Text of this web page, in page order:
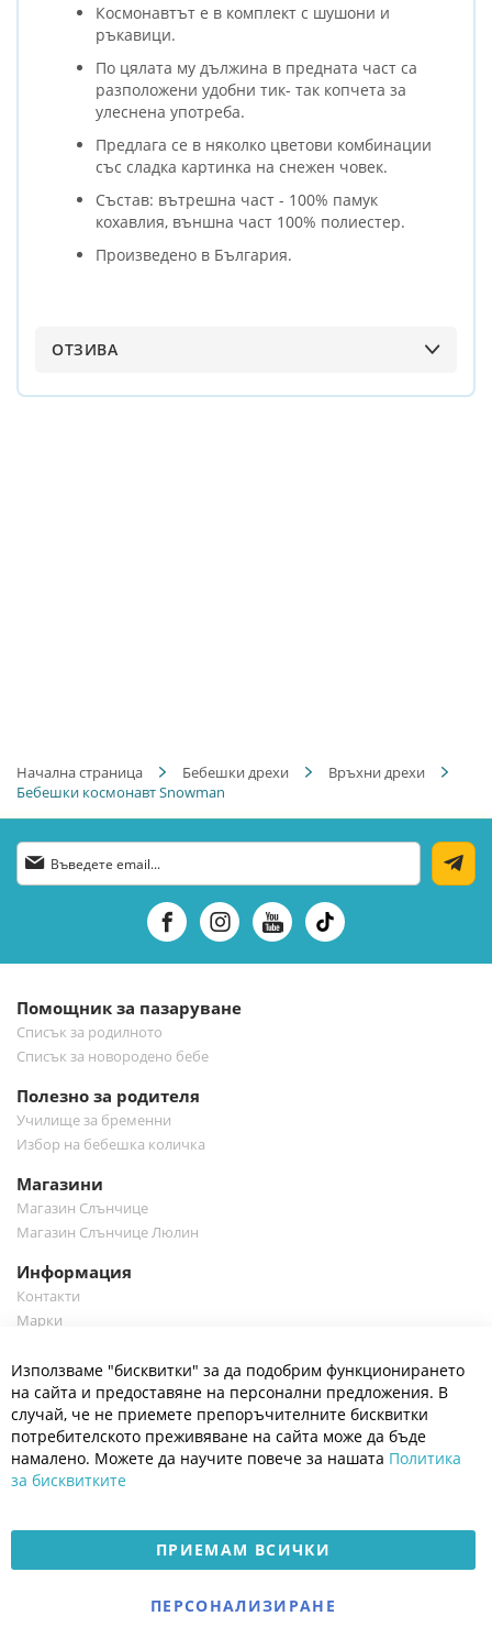
Начална страница Бебешки дрехи
Връхни дрехи
Бебешки космонавт Snowman
Космонавтът е в комплект с шушони и
ръкавици.
По цялата му дължина в предната част са
разположени удобни тик- так копчета за
улеснена употреба.
Предлага се в няколко цветови комбинации
със сладка картинка на снежен човек.
Състав: вътрешна част - 100% памук
кохавлия, външна част 100% полиестер.
Произведено в България.
ОТЗИВА
Абонирай
се
бюлетин:
Помощник за пазаруване
Списък за родилното
Списък за новородено бебе
Полезно за родителя
Училище за бременни
Избор на бебешка количка
Магазини
Магазин Слънчице
Магазин Слънчице Люлин
Информация
Контакти
Марки
Полезно
Общи условия
Политика за поверителност
Платформа за OPC
Доставка и плащане
Електронен магазин
разработен и поддържан
Използваме "бисквитки" за да подобрим функционирането
на сайта и предоставяне на персонални предложения. В
случай, че не приемете препоръчителните бисквитки
потребителското преживяване на сайта може да бъде
намалено. Можете да научите повече за нашата Политика
за бисквитките
ПРИЕМАМ ВСИЧКИ
ПЕРСОНАЛИЗИРАНЕ